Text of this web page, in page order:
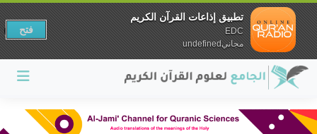
تطبيق إذاعات القرآن الكريم
EDC
مجانيundefined
فتح